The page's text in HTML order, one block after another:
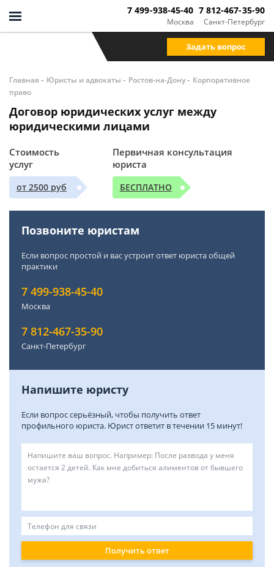
Москва
7 499-938-45-40
Санкт-Петербург
7 812-467-35-90
Задать вопрос
Главная - Юристы и адвокаты - Ростов-на-Дону- Корпоративное
право
Договор юридических услуг между
юридическими лицами
Стоимость
услуг
от 2500 руб
Первичная консультация
юриста
БЕСПЛАТНО
Позвоните юристам
Если вопрос простой и вас устроит ответ юриста общей
практики
7 499-938-45-40
Москва
7 812-467-35-90
Санкт-Петербург
Напишите юристу
Если вопрос серьёзный, чтобы получить ответ
профильного юриста. Юрист ответит в течении 15 минут!
Получить ответ